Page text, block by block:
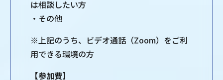
は相談したい方
・その他
※上記のうち、ビデオ通話（Zoom）をご利
用できる環境の方
【参加費】